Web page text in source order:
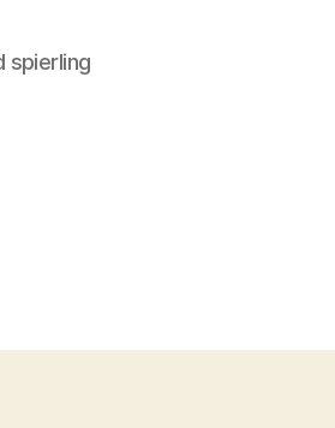
spierling